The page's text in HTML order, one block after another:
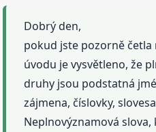
Dobrý den,
pokud jste pozorně četla
úvodu je vysvětleno, že
druhy jsou podstatná
zájmena, číslovky,
Neplnovýznamová